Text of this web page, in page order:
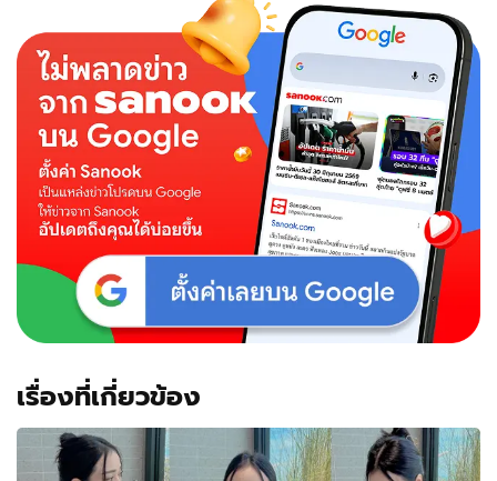
“อาร์
เดอะ
ตาร์”
ปล่อย
ความ
เซ็กซี่
ธรรมดา
เรื่องที่เกี่ยวข้อง